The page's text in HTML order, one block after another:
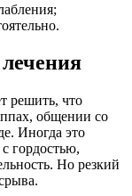
решить, что
общении со
Иногда это
гордостью,
Но резкий